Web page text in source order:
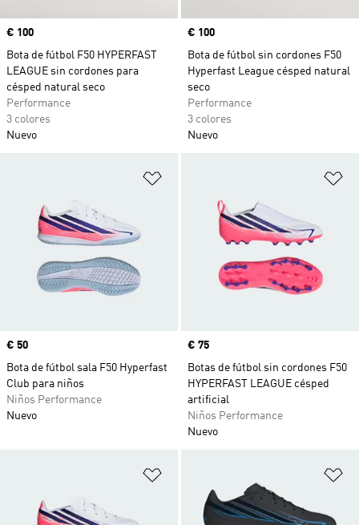
Precio
€ 100
Bota de fútbol F50 HYPERFAST
LEAGUE sin cordones para
césped natural seco
Performance
3 colores
Nuevo
Precio
€ 100
Bota de fútbol sin cordones F50
Hyperfast League césped natural
seco
Performance
3 colores
Nuevo
Precio
€ 50
Bota de fútbol sala F50 Hyperfast
Club para niños
Niños Performance
Nuevo
Precio
€ 75
Botas de fútbol sin cordones F50
HYPERFAST LEAGUE césped
artificial
Niños Performance
Nuevo